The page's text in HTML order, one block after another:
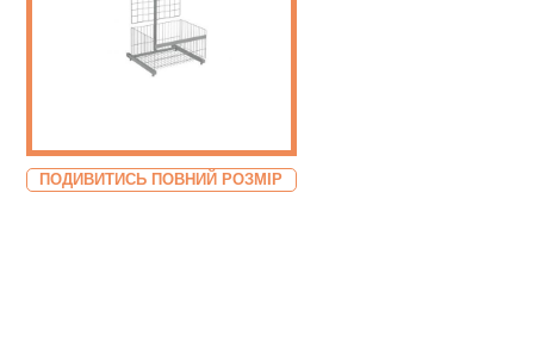
ПОДИВИТИСЬ ПОВНИЙ РОЗМІР